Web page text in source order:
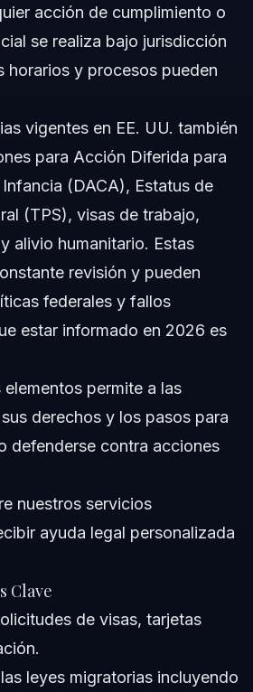
acción de cumplimiento o
se realiza bajo jurisdicción
horarios y procesos pueden
vigentes en EE. UU. también
para Acción Diferida para
(DACA), Estatus de
(TPS), visas de trabajo,
alivio humanitario. Estas
revisión y pueden
federales y fallos
estar informado en 2026 es
permite a las
derechos y los pasos para
defenderse contra acciones
nuestros servicios
ayuda legal personalizada
Clave
de visas, tarjetas
leyes migratorias incluyendo